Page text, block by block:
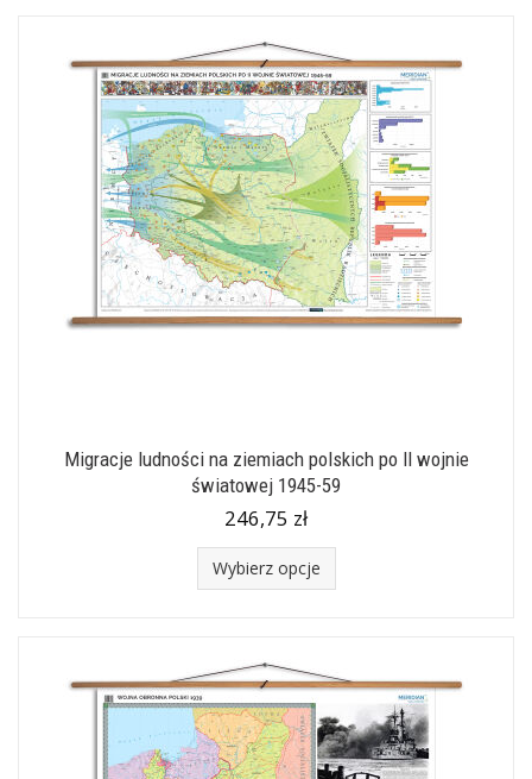
Migracje ludności na ziemiach polskich po II wojnie
światowej 1945-59
246,75 zł
Wybierz opcje